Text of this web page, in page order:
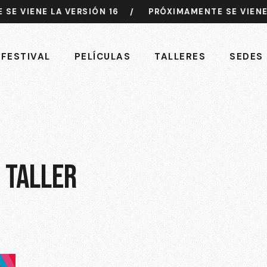
LA VERSIÓN 16 / PRÓXIMAMENTE SE VIENE LA
PELÍCULAS TALLERES SEDES
TALLER